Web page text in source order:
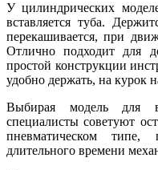
У цилиндрических
вставляется туба.
перекашивается, при
Отлично подходит для
простой конструкции
удобно держать, на курок
Выбирая модель для
специалисты советуют
пневматическом типе,
длительного времени